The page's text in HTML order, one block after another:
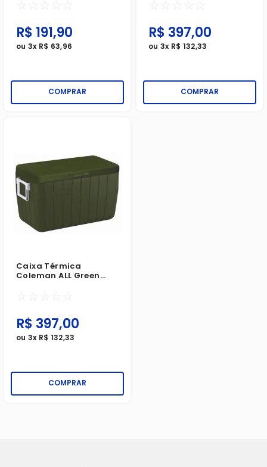
☆ ☆ ☆ ☆ ☆
R$ 191,90
ou 3x R$ 63,96
COMPRAR
☆ ☆ ☆ ☆ ☆
R$ 397,00
ou 3x R$ 132,33
COMPRAR
Caixa Térmica
Coleman ALL Green
☆ ☆ ☆ ☆ ☆
R$ 397,00
ou 3x R$ 132,33
COMPRAR